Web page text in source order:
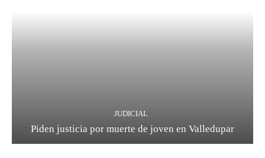
JUDICIAL
Piden justicia por muerte de joven en Valledupar